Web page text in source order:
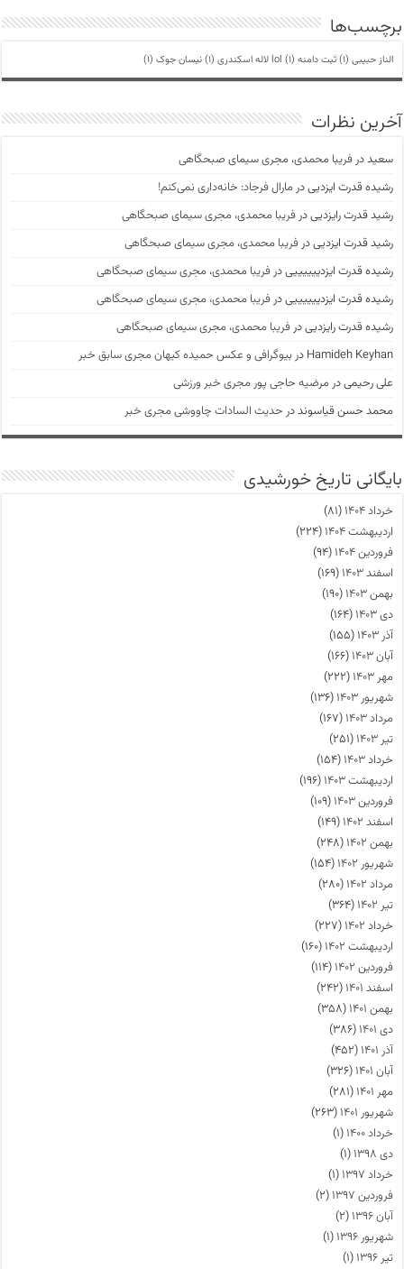
برچسب‌ها
الناز حبیبی (1) ثبت دامنه lol (1) لاله اسکندری (1) نیسان جوک (1)
آخرین نظرات
سعیددرفریبا محمدی، مجری سیمای صبحگاهی
رشیده قدرت ایزدییدرمارال فرجاد: خانه‌داری نمی‌کنم!
رشید قدرت رایزدییدرفریبا محمدی، مجری سیمای صبحگاهی
رشید قدرت ایزدییدرفریبا محمدی، مجری سیمای صبحگاهی
رشیده قدرت ایزدیییییییدرفریبا محمدی، مجری سیمای صبحگاهی
رشیده قدرت ایزدیییییییدرفریبا محمدی، مجری سیمای صبحگاهی
رشیده قدرت رایزدییدرفریبا محمدی، مجری سیمای صبحگاهی
Hamideh Keyhan در بیوگرافی و عکس حمیده کیهان مجری سابق خبر
علی رحیمیدرمرضیه حاجی پور مجری خبر ورزشی
محمد حسن قیاسونددر حدیث السادات چاووشی مجری خبر
بایگانی تاریخ خورشیدی
خرداد ۱۴۰۴
(۸۱)
اردیبهشت ۱۴۰۴
(۲۲۴)
فروردین ۱۴۰۴
(۹۴)
اسفند ۱۴۰۳
(۱۶۹)
بهمن ۱۴۰۳
(۱۹۰)
دی ۱۴۰۳
(۱۶۴)
آذر ۱۴۰۳
(۱۵۵)
آبان ۱۴۰۳
(۱۶۶)
مهر ۱۴۰۳
(۲۲۲)
شهریور ۱۴۰۳
(۱۳۶)
مرداد ۱۴۰۳
(۱۶۷)
تیر ۱۴۰۳
(۲۵۱)
خرداد ۱۴۰۳
(۱۵۴)
اردیبهشت ۱۴۰۳
(۱۹۶)
فروردین ۱۴۰۳
(۱۰۹)
اسفند ۱۴۰۲
(۱۴۹)
بهمن ۱۴۰۲
(۲۴۸)
شهریور ۱۴۰۲
(۱۵۴)
مرداد ۱۴۰۲
(۲۸۰)
تیر ۱۴۰۲
(۳۶۴)
خرداد ۱۴۰۲
(۲۲۷)
اردیبهشت ۱۴۰۲
(۱۶۰)
فروردین ۱۴۰۲
(۱۱۴)
اسفند ۱۴۰۱
(۲۴۲)
بهمن ۱۴۰۱
(۳۵۸)
دی ۱۴۰۱
(۳۸۶)
آذر ۱۴۰۱
(۴۵۲)
آبان ۱۴۰۱
(۳۲۶)
مهر ۱۴۰۱
(۲۸۱)
شهریور ۱۴۰۱
(۲۶۳)
خرداد ۱۴۰۰
(۱)
دی ۱۳۹۸
(۱)
خرداد ۱۳۹۷
(۱)
فروردین ۱۳۹۷
(۲)
آبان ۱۳۹۶
(۲)
شهریور ۱۳۹۶
(۱)
تیر ۱۳۹۶
(۱)